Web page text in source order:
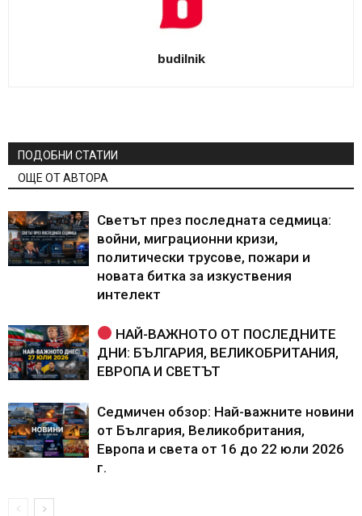
budilnik
ПОДОБНИ СТАТИИ
ОЩЕ ОТ АВТОРА
Светът през последната седмица:
войни, миграционни кризи,
политически трусове, пожари и
новата битка за изкуствения
интелект
НАЙ-ВАЖНОТО ОТ ПОСЛЕДНИТЕ
ДНИ: БЪЛГАРИЯ, ВЕЛИКОБРИТАНИЯ,
ЕВРОПА И СВЕТЪТ
Седмичен обзор: Най-важните новини
от България, Великобритания,
Европа и света от 16 до 22 юли 2026
г.